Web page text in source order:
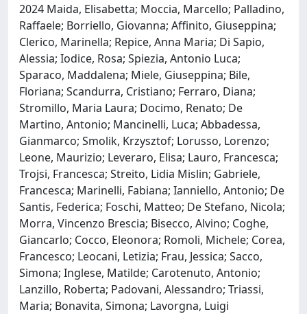
2024 Maida, Elisabetta; Moccia, Marcello; Palladino,
Raffaele; Borriello, Giovanna; Affinito, Giuseppina;
Clerico, Marinella; Repice, Anna Maria; Di Sapio,
Alessia; Iodice, Rosa; Spiezia, Antonio Luca;
Sparaco, Maddalena; Miele, Giuseppina; Bile,
Floriana; Scandurra, Cristiano; Ferraro, Diana;
Stromillo, Maria Laura; Docimo, Renato; De
Martino, Antonio; Mancinelli, Luca; Abbadessa,
Gianmarco; Smolik, Krzysztof; Lorusso, Lorenzo;
Leone, Maurizio; Leveraro, Elisa; Lauro, Francesca;
Trojsi, Francesca; Streito, Lidia Mislin; Gabriele,
Francesca; Marinelli, Fabiana; Ianniello, Antonio; De
Santis, Federica; Foschi, Matteo; De Stefano, Nicola;
Morra, Vincenzo Brescia; Bisecco, Alvino; Coghe,
Giancarlo; Cocco, Eleonora; Romoli, Michele; Corea,
Francesco; Leocani, Letizia; Frau, Jessica; Sacco,
Simona; Inglese, Matilde; Carotenuto, Antonio;
Lanzillo, Roberta; Padovani, Alessandro; Triassi,
Maria; Bonavita, Simona; Lavorgna, Luigi